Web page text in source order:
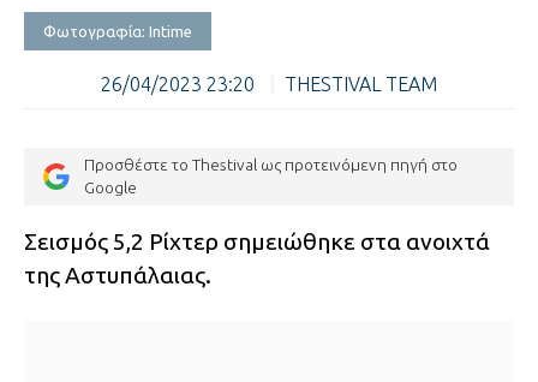
Φωτογραφία: Intime
26/04/2023 23:20 THESTIVAL TEAM
Προσθέστε το Thestival ως προτεινόμενη πηγή στο
Google
Σεισμός 5,2 Ρίχτερ σημειώθηκε στα ανοιχτά
της Αστυπάλαιας.